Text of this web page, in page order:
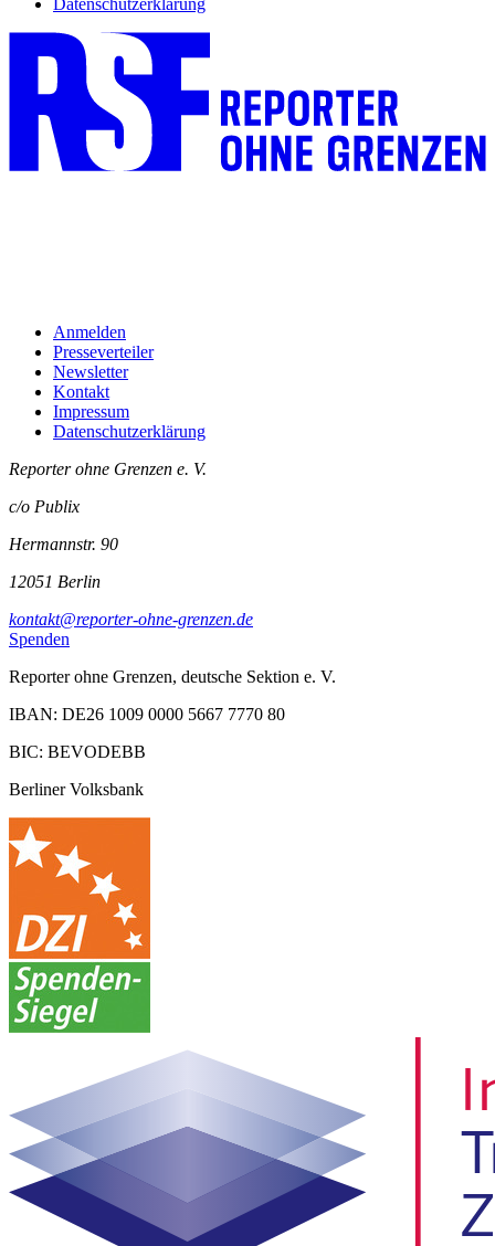
Datenschutzerklärung
Anmelden
Presseverteiler
Newsletter
Kontakt
Impressum
Datenschutzerklärung
Reporter ohne Grenzen e. V.
c/o Publix
Hermannstr. 90
12051 Berlin
kontakt@reporter-ohne-grenzen.de
Spenden
Reporter ohne Grenzen, deutsche Sektion e. V.
IBAN: DE26 1009 0000 5667 7770 80
BIC: BEVODEBB
Berliner Volksbank